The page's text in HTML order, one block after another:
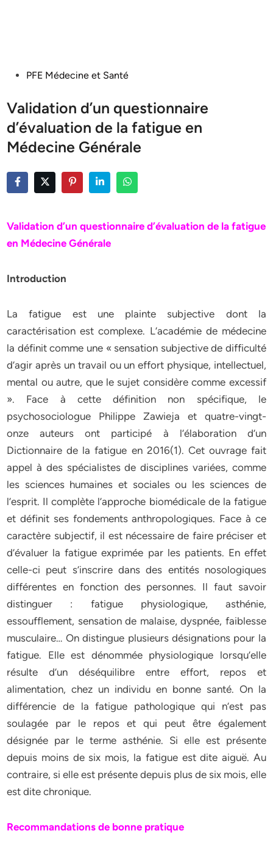
PostedPFE Médecine et Santé
Validation d’un questionnaire
d’évaluation de la fatigue en
Médecine Générale
Validation d’un questionnaire d’évaluation de la fatigue
en Médecine Générale
Introduction
La fatigue est une plainte subjective dont la
caractérisation est complexe. L’académie de médecine
la définit comme une « sensation subjective de difficulté
d’agir après un travail ou un effort physique, intellectuel,
mental ou autre, que le sujet considère comme excessif
». Face à cette définition non spécifique, le
psychosociologue Philippe Zawieja et quatre-vingt-
onze auteurs ont participé à l’élaboration d’un
Dictionnaire de la fatigue en 2016(1). Cet ouvrage fait
appel à des spécialistes de disciplines variées, comme
les sciences humaines et sociales ou les sciences de
l’esprit. Il complète l’approche biomédicale de la fatigue
et définit ses fondements anthropologiques. Face à ce
caractère subjectif, il est nécessaire de faire préciser et
d’évaluer la fatigue exprimée par les patients. En effet
celle-ci peut s’inscrire dans des entités nosologiques
différentes en fonction des personnes. Il faut savoir
distinguer : fatigue physiologique, asthénie,
essoufflement, sensation de malaise, dyspnée, faiblesse
musculaire… On distingue plusieurs désignations pour la
fatigue. Elle est dénommée physiologique lorsqu’elle
résulte d’un déséquilibre entre effort, repos et
alimentation, chez un individu en bonne santé. On la
différencie de la fatigue pathologique qui n’est pas
soulagée par le repos et qui peut être également
désignée par le terme asthénie. Si elle est présente
depuis moins de six mois, la fatigue est dite aiguë. Au
contraire, si elle est présente depuis plus de six mois, elle
est dite chronique.
Recommandations de bonne pratique